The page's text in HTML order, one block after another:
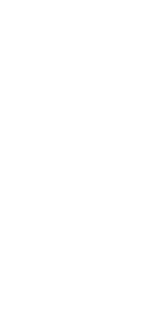
高度な漆芸の技と優
京区の自宅の一角
資料とともに「松田